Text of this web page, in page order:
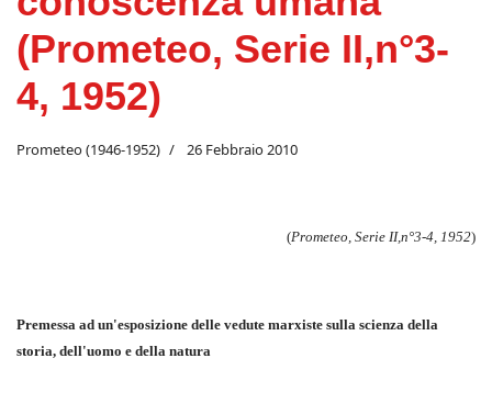
(Prometeo, Serie II,n°3-
4, 1952)
Prometeo (1946-1952) 26 Febbraio 2010
(Prometeo, Serie II,n°3-4, 1952)
Premessa ad un'esposizione delle vedute marxiste sulla scienza della
storia, dell'uomo e della natura